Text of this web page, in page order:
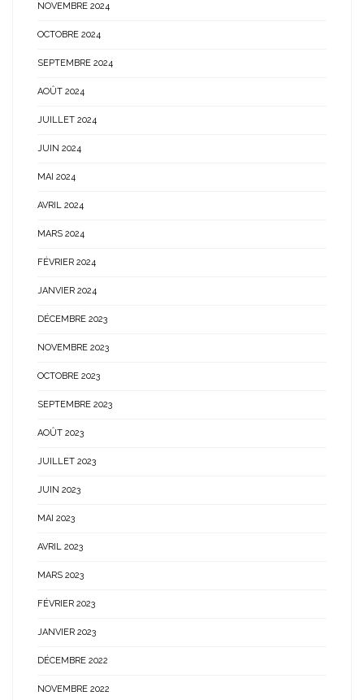
NOVEMBRE 2024
OCTOBRE 2024
SEPTEMBRE 2024
AOÛT 2024
JUILLET 2024
JUIN 2024
MAI 2024
AVRIL 2024
MARS 2024
FÉVRIER 2024
JANVIER 2024
DÉCEMBRE 2023
NOVEMBRE 2023
OCTOBRE 2023
SEPTEMBRE 2023
AOÛT 2023
JUILLET 2023
JUIN 2023
MAI 2023
AVRIL 2023
MARS 2023
FÉVRIER 2023
JANVIER 2023
DÉCEMBRE 2022
NOVEMBRE 2022